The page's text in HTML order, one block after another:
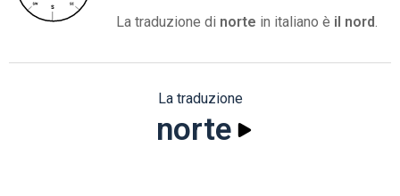
La traduzione di norte in italiano è il nord.
La traduzione
norte